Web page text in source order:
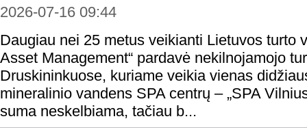
2026-07-16 09:44
Daugiau nei 25 metus veikianti Lietuvos turto
Asset Management“ pardavė nekilnojamojo
Druskininkuose, kuriame veikia vienas
mineralinio vandens SPA centrų – „SPA
suma neskelbiama, tačiau b...